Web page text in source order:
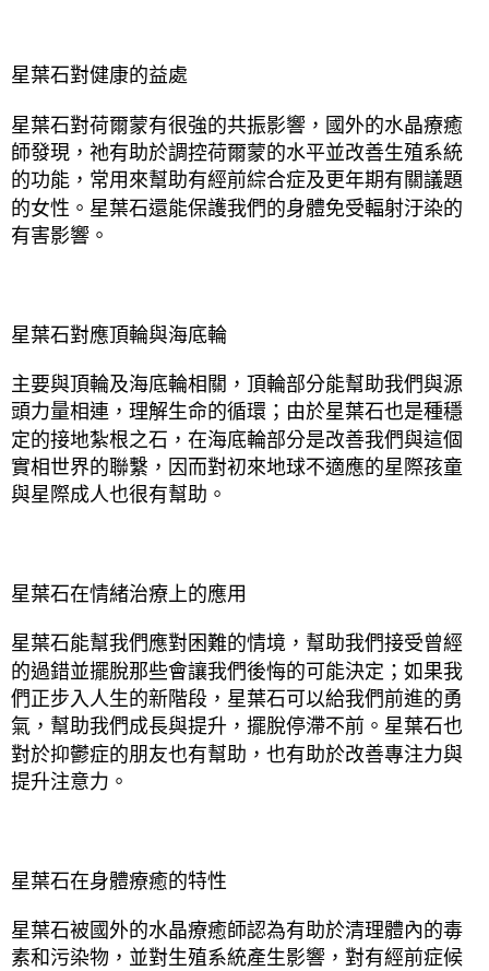
星葉石對健康的益處
星葉石對荷爾蒙有很強的共振影響，國外的水晶療癒
師發現，祂有助於調控荷爾蒙的水平並改善生殖系統
的功能，常用來幫助有經前綜合症及更年期有關議題
的女性。星葉石還能保護我們的身體免受輻射汙染的
有害影響。
星葉石對應頂輪與海底輪
主要與頂輪及海底輪相關，頂輪部分能幫助我們與源
頭力量相連，理解生命的循環；由於星葉石也是種穩
定的接地紮根之石，在海底輪部分是改善我們與這個
實相世界的聯繫，因而對初來地球不適應的星際孩童
與星際成人也很有幫助。
星葉石在情緒治療上的應用
星葉石能幫我們應對困難的情境，幫助我們接受曾經
的過錯並擺脫那些會讓我們後悔的可能決定；如果我
們正步入人生的新階段，星葉石可以給我們前進的勇
氣，幫助我們成長與提升，擺脫停滯不前。星葉石也
對於抑鬱症的朋友也有幫助，也有助於改善專注力與
提升注意力。
星葉石在身體療癒的特性
星葉石被國外的水晶療癒師認為有助於清理體內的毒
素和污染物，並對生殖系統產生影響，對有經前症候